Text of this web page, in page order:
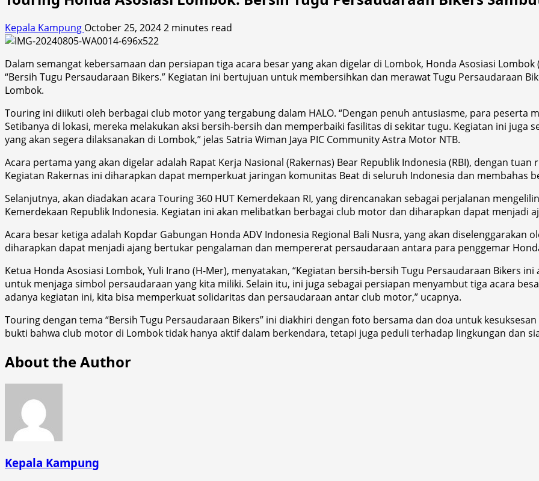
Kepala Kampung October 25, 20242 minutes read
Dalam semangat kebersamaan dan persiapan tiga acara besar yang akan digelar di Lombok, Honda Asosiasi
“Bersih Tugu Persaudaraan Bikers.” Kegiatan ini bertujuan untuk membersihkan dan merawat Tugu Persaudaraan
Lombok.
Touring ini diikuti oleh berbagai club motor yang tergabung dalam HALO. “Dengan penuh antusiasme, para peserta
Setibanya di lokasi, mereka melakukan aksi bersih-bersih dan memperbaiki fasilitas di sekitar tugu. Kegiatan ini juga
yang akan segera dilaksanakan di Lombok,” jelas Satria Wiman Jaya PIC Community Astra Motor NTB.
Acara pertama yang akan digelar adalah Rapat Kerja Nasional (Rakernas) Bear Republik Indonesia (RBI), dengan
Kegiatan Rakernas ini diharapkan dapat memperkuat jaringan komunitas Beat di seluruh Indonesia dan membahas
Selanjutnya, akan diadakan acara Touring 360 HUT Kemerdekaan RI, yang direncanakan sebagai perjalanan
Kemerdekaan Republik Indonesia. Kegiatan ini akan melibatkan berbagai club motor dan diharapkan dapat menjadi
Acara besar ketiga adalah Kopdar Gabungan Honda ADV Indonesia Regional Bali Nusra, yang akan diselenggarakan
diharapkan dapat menjadi ajang bertukar pengalaman dan mempererat persaudaraan antara para penggemar
Ketua Honda Asosiasi Lombok, Yuli Irano (H-Mer), menyatakan, “Kegiatan bersih-bersih Tugu Persaudaraan Bikers
untuk menjaga simbol persaudaraan yang kita miliki. Selain itu, ini juga sebagai persiapan menyambut tiga acara
adanya kegiatan ini, kita bisa memperkuat solidaritas dan persaudaraan antar club motor,” ucapnya.
Touring dengan tema “Bersih Tugu Persaudaraan Bikers” ini diakhiri dengan foto bersama dan doa untuk
bukti bahwa club motor di Lombok tidak hanya aktif dalam berkendara, tetapi juga peduli terhadap lingkungan dan
About the Author
Kepala Kampung